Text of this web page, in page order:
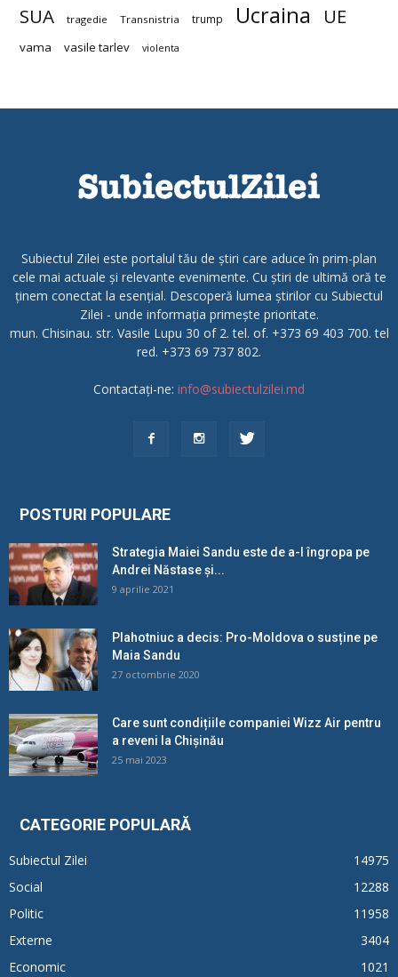
SUA tragedie Transnistria trump Ucraina UE
vama vasile tarlev violenta
Subiectul Zilei este portalul tău de știri care aduce în prim-plan
cele mai actuale și relevante evenimente. Cu știri de ultimă oră te
ținem conectat la esențial. Descoperă lumea știrilor cu Subiectul
Zilei - unde informația primește prioritate.
mun. Chisinau. str. Vasile Lupu 30 of 2. tel. of. +373 69 403 700. tel
red. +373 69 737 802.
Contactați-ne: info@subiectulzilei.md
POSTURI POPULARE
Strategia Maiei Sandu este de a-l îngropa pe
Andrei Năstase și...
9 aprilie 2021
Plahotniuc a decis: Pro-Moldova o susține pe
Maia Sandu
27 octombrie 2020
Care sunt condițiile companiei Wizz Air pentru
a reveni la Chișinău
25 mai 2023
CATEGORIE POPULARĂ
Subiectul Zilei
14975
Social
12288
Politic
11958
Externe
3404
Economic
1021